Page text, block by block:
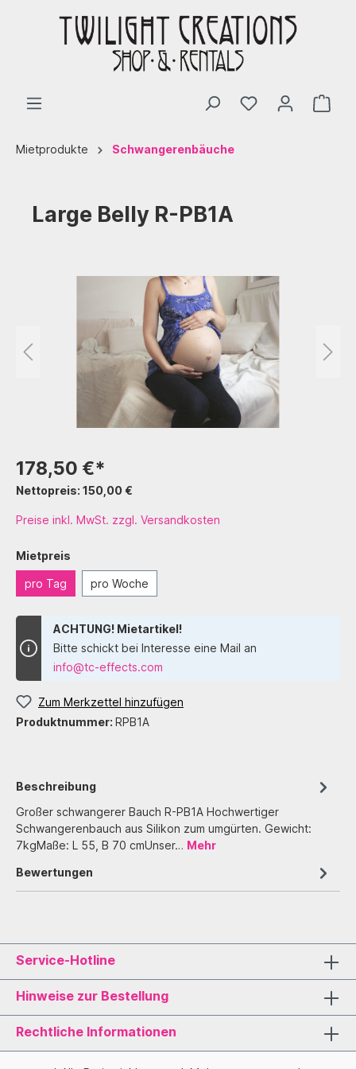
Mietprodukte Schwangerenbäuche
Large Belly R-PB1A
178,50 €*
Nettopreis: 150,00 €
Preise inkl. MwSt. zzgl. Versandkosten
Mietpreis
pro Tag pro Woche
ACHTUNG! Mietartikel!
Bitte schickt bei Interesse eine Mail an
info@tc-effects.com
Zum Merkzettel hinzufügen
Produktnummer: RPB1A
Beschreibung
Großer schwangerer Bauch R-PB1A Hochwertiger
Schwangerenbauch aus Silikon zum umgürten. Gewicht:
7kgMaße: L 55, B 70 cmUnser… Mehr
Bewertungen
Service-Hotline
Hinweise zur Bestellung
Rechtliche Informationen